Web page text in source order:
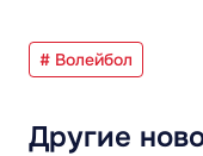
# Волейбол
Другие